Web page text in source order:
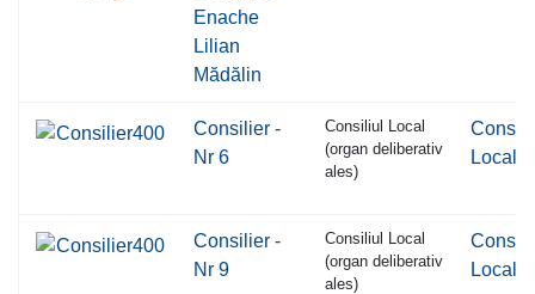
Enache
Lilian
Mădălin
Consilier -
Nr 6
Consiliul Local
(organ deliberativ
ales)
Local
Consilier -
Nr 9
Consiliul Local
(organ deliberativ
ales)
Local